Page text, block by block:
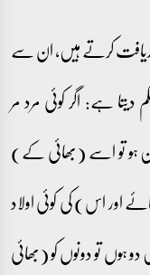
کرتے ہیں، ان سے
ہے: اگر کوئی مرد مر
ہو تو اسے (بھائی کے)
اور اس) کی کوئی اولاد
دو ہوں تو دونوں کو (بھائی